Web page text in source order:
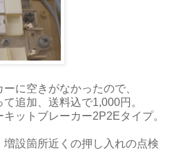
に空きがなかったので、
追加、送料込で1,000円。
ットブレーカー2P2Eタイプ。
設箇所近くの押し入れの点検